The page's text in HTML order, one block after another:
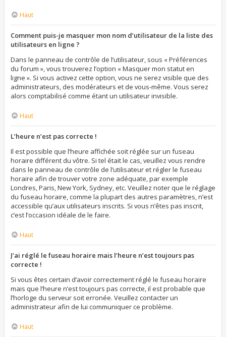
Haut
Comment puis-je masquer mon nom d’utilisateur de la liste des
utilisateurs en ligne ?
Dans le panneau de contrôle de l’utilisateur, sous « Préférences
du forum », vous trouverez l’option « Masquer mon statut en
ligne ». Si vous activez cette option, vous ne serez visible que des
administrateurs, des modérateurs et de vous-même. Vous serez
alors comptabilisé comme étant un utilisateur invisible.
Haut
L’heure n’est pas correcte !
Il est possible que l’heure affichée soit réglée sur un fuseau
horaire différent du vôtre. Si tel était le cas, veuillez vous rendre
dans le panneau de contrôle de l’utilisateur et régler le fuseau
horaire afin de trouver votre zone adéquate, par exemple
Londres, Paris, New York, Sydney, etc. Veuillez noter que le réglage
du fuseau horaire, comme la plupart des autres paramètres, n’est
accessible qu’aux utilisateurs inscrits. Si vous n’êtes pas inscrit,
c’est l’occasion idéale de le faire.
Haut
J’ai réglé le fuseau horaire mais l’heure n’est toujours pas
correcte !
Si vous êtes certain d’avoir correctement réglé le fuseau horaire
mais que l’heure n’est toujours pas correcte, il est probable que
l’horloge du serveur soit erronée. Veuillez contacter un
administrateur afin de lui communiquer ce problème.
Haut